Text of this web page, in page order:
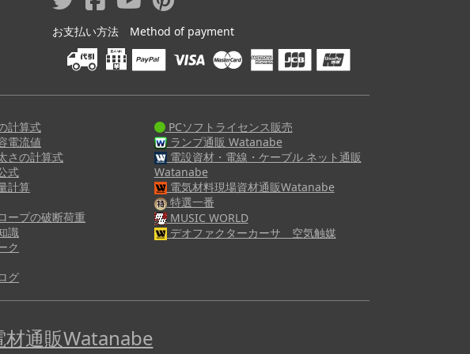
お支払い方法 Method of payment
計算式
電流値
さの計算式
式
計算
ープの破断荷重
識
ク
グ
PCソフトライセンス販売
ランプ通販 Watanabe
電設資材・電線・ケーブル ネット通販
Watanabe
電気材料現場資材通販Watanabe
特選一番
MUSIC WORLD
デオファクターカーサ 空気触媒
通販Watanabe